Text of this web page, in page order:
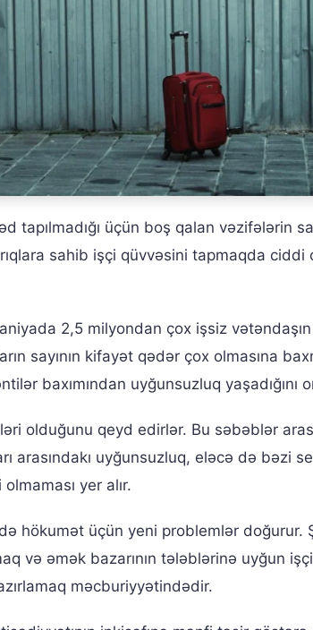
tapılmadığı üçün boş qalan vəzifələrin
sahib işçi qüvvəsini tapmaqda
2,5 milyondan çox işsiz
sayının kifayət qədər çox olmasına
baxımından uyğunsuzluq yaşadığını
olduğunu qeyd edirlər. Bu səbəblər
arasındakı uyğunsuzluq, eləcə də bəzi
yer alır.
hökumət üçün yeni problemlər doğurur.
və əmək bazarının tələblərinə uyğun
məcburiyyətindədir.